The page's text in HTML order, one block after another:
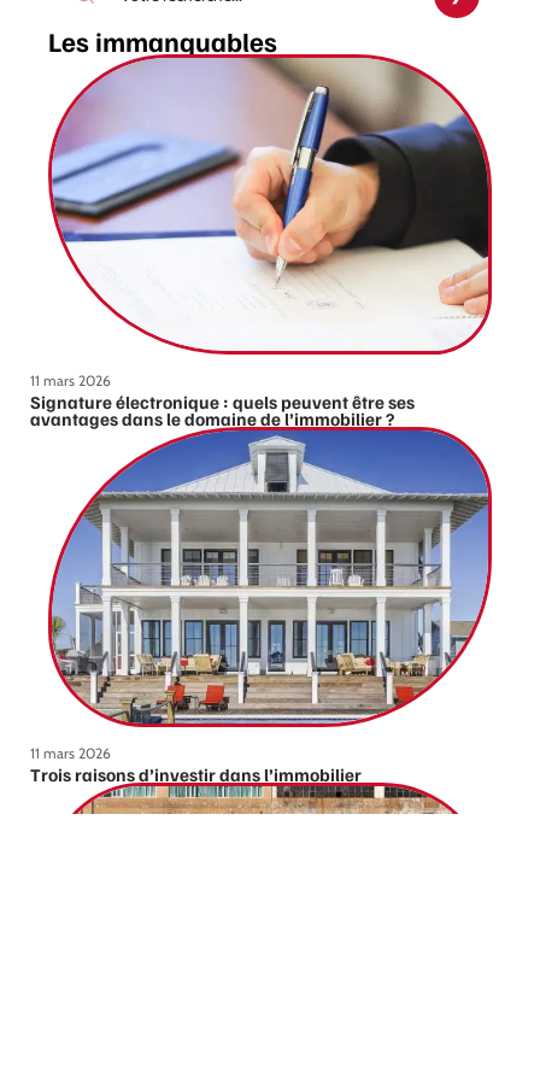
Les immanquables
11 mars 2026
Signature électronique : quels peuvent être ses
avantages dans le domaine de l’immobilier ?
11 mars 2026
Trois raisons d’investir dans l’immobilier